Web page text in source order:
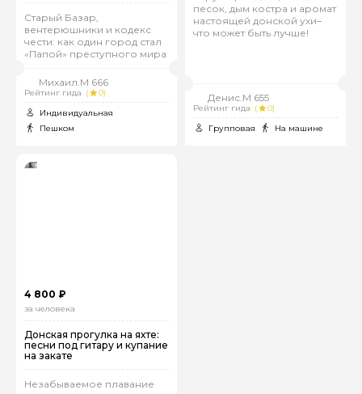
Старый Базар,
вентерюшники и кодекс
чести: как один город стал
«Папой» преступного мира
Михаил.М 666
Рейтинг гида (
0)
Индивидуальная
Пешком
песок, дым костра и аромат
настоящей донской ухи–
что может быть лучше!
Денис.М 655
Рейтинг гида (
0)
Групповая
На машине
4 800 ₽
за человека
Донская прогулка на яхте:
песни под гитару и купание
на закате
Незабываемое плавание